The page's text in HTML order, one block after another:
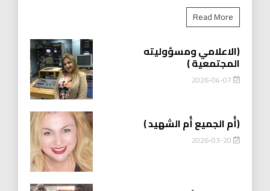
Read More
(الاعلامي ومسؤوليته
المجتمعية )
2026-04-07
(أُم الجميع أُم الشهيد )
2026-03-20